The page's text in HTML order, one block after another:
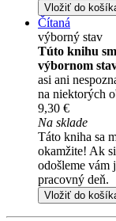
Vložiť do
Čítaná
výborný stav
Túto knihu
výbornom
asi ani
na niektorých
9,30 €
Na sklade
Táto kniha sa
okamžite! Ak
odošleme vám
pracovný deň.
Vložiť do